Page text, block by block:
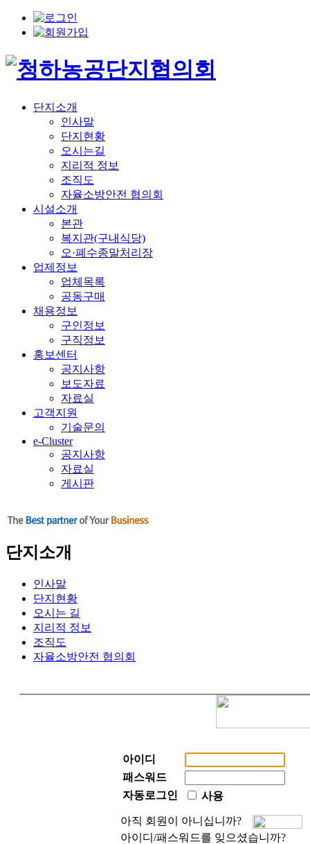
단지소개
인사말
단지현황
오시는길
지리적 정보
조직도
자율소방안전 협의회
시설소개
본관
복지관(구내식당)
오·폐수종말처리장
업제정보
업체목록
공동구매
채용정보
구인정보
구직정보
홍보센터
공지사항
보도자료
자료실
고객지원
기술문의
e-Cluster
공지사항
자료실
게시판
단지소개
인사말
단지현황
오시는 길
지리적 정보
조직도
자율소방안전 협의회
아이디
패스워드
자동로그인
사용
아직 회원이 아니십니까?
아이디/패스워드를 잊으셨습니까?